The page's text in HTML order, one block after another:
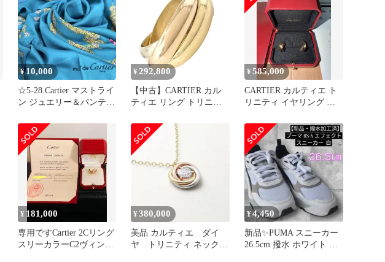
¥10,000
☆5-28.Cartier マストライ
ン ジュエリー＆パンテー
¥ 292,800
【中古】CARTIER カル
ティエ リング トリニテ
11号 ゴールド レディー
ス 3連リング
¥585,000
CARTIER カルティエ ト
リニティ イヤリング ク
¥ 181,000
専用ですCartier 2Cリング
スリーカラーC2ヴィンテ
¥380,000
美品 カルティエ ダイ
ヤ トリニティ ネックレ
¥4,450
新品✨PUMA スニーカー
26.5cm 撥水 ホワイト ブ